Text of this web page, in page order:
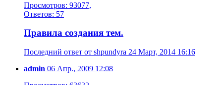
Просмотров: 93077,
Ответов: 57
Правила создания тем.
Последний ответ от shpundyra 24 Март, 2014 16:16
admin 06 Апр., 2009 12:08